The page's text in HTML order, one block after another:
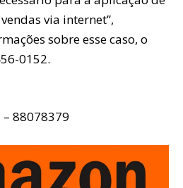
via internet”,
sobre esse caso, o
0152.
– 88078379